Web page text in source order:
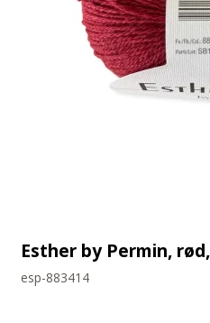
Esther by Permin,
esp-883414